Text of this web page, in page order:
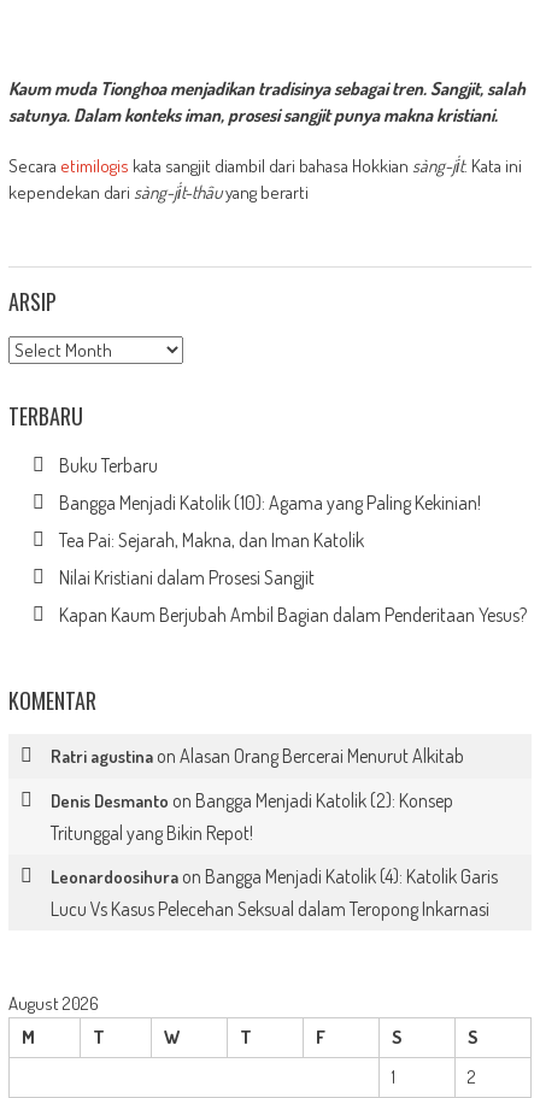
Kaum muda Tionghoa menjadikan tradisinya sebagai tren. Sangjit, salah
satunya. Dalam konteks iman, prosesi sangjit punya makna kristiani.
Secara etimilogis kata sangjit diambil dari bahasa Hokkian sàng-ji̍t. Kata ini
kependekan dari sàng-ji̍t-thâuyang berarti
ARSIP
Arsip
TERBARU
Buku Terbaru
Bangga Menjadi Katolik (10): Agama yang Paling Kekinian!
Tea Pai: Sejarah, Makna, dan Iman Katolik
Nilai Kristiani dalam Prosesi Sangjit
Kapan Kaum Berjubah Ambil Bagian dalam Penderitaan Yesus?
KOMENTAR
Ratri agustinaon Alasan Orang Bercerai Menurut Alkitab
Denis Desmanto on Bangga Menjadi Katolik (2): Konsep
Tritunggal yang Bikin Repot!
Leonardoosihuraon Bangga Menjadi Katolik (4): Katolik Garis
Lucu Vs Kasus Pelecehan Seksual dalam Teropong Inkarnasi
August 2026
M
T W T F S
S
1
2